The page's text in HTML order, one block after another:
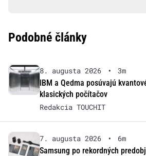
Podobné články
8. augusta 2026 •
3m
IBM a Qedma posúvajú
klasických počítačov
Redakcia TOUCHIT
7. augusta 2026 •
6m
Samsung po rekordných